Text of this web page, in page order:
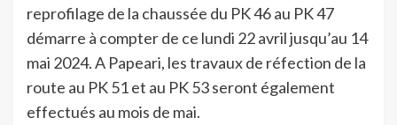
reprofilage de la chaussée du PK 46 au PK 47
démarre à compter de ce lundi 22 avril jusqu’au 14
mai 2024. A Papeari, les travaux de réfection de la
route au PK 51 et au PK 53 seront également
effectués au mois de mai.